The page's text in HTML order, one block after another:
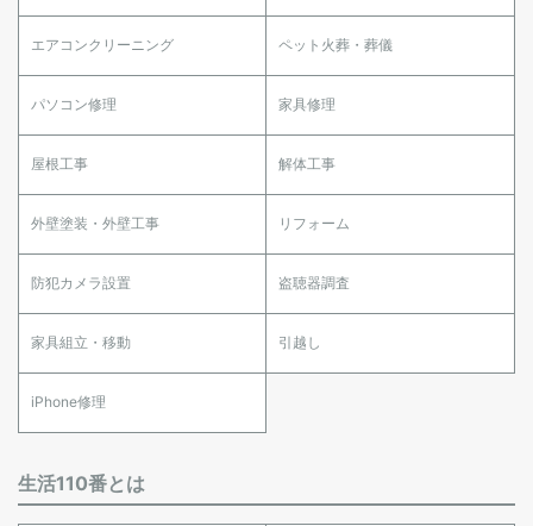
エアコンクリーニング ペット火葬・葬儀
パソコン修理 家具修理
屋根工事 解体工事
外壁塗装・外壁工事 リフォーム
防犯カメラ設置 盗聴器調査
家具組立・移動 引越し
iPhone修理
生活110番とは